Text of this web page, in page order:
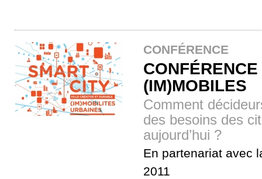
CONFÉRENCE
(IM)MOBILES
Comment
des besoins des
aujourd’hui ?
En partenariat avec
2011